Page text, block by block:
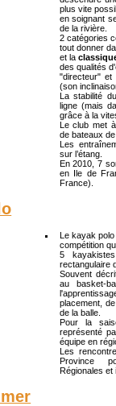
plus vite
en soignant
de la rivière.
2 catégories
tout donner
et la
des qualités
"directeur"
(son
La stabilité
ligne (mais
grâce à la
Le club met
de bateaux
Les
sur l’étang.
En 2010, 7
en Ile de
France).
Le kayak
compétition
5
rectangulaire
Souvent
au basket-
placement,
de la balle.
Pour la
représenté
équipe en
Les
Province
Régionales et